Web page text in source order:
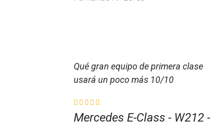
Qué gran equipo de primera clase
usará un poco más 10/10
Mercedes E-Class - W212 -